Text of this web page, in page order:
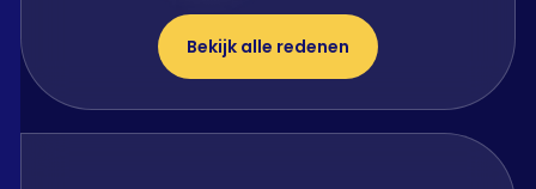
Bekijk alle redenen